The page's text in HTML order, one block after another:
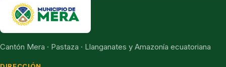
Cantón Mera · Pastaza · Llanganates y Amazonía ecuatoriana